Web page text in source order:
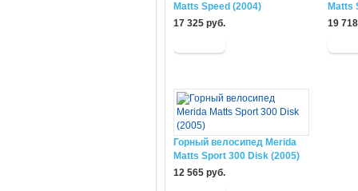
Matts Speed (2004)
17 325 руб.
Matts
19
Горный велосипед Merida
Matts Sport 300 Disk (2005)
12 565 руб.